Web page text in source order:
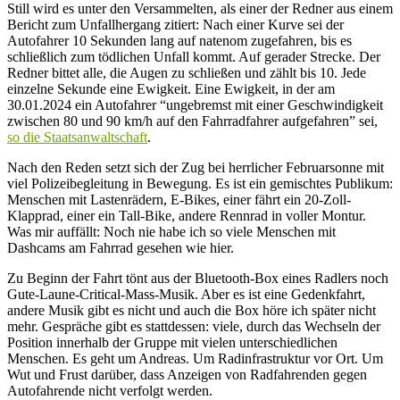
Still wird es unter den Versammelten, als einer der Redner aus einem
Bericht zum Unfallhergang zitiert: Nach einer Kurve sei der
Autofahrer 10 Sekunden lang auf natenom zugefahren, bis es
schließlich zum tödlichen Unfall kommt. Auf gerader Strecke. Der
Redner bittet alle, die Augen zu schließen und zählt bis 10. Jede
einzelne Sekunde eine Ewigkeit. Eine Ewigkeit, in der am
30.01.2024 ein Autofahrer “ungebremst mit einer Geschwindigkeit
zwischen 80 und 90 km/h auf den Fahrradfahrer aufgefahren” sei,
so die Staatsanwaltschaft.
Nach den Reden setzt sich der Zug bei herrlicher Februarsonne mit
viel Polizeibegleitung in Bewegung. Es ist ein gemischtes Publikum:
Menschen mit Lastenrädern, E-Bikes, einer fährt ein 20-Zoll-
Klapprad, einer ein Tall-Bike, andere Rennrad in voller Montur.
Was mir auffällt: Noch nie habe ich so viele Menschen mit
Dashcams am Fahrrad gesehen wie hier.
Zu Beginn der Fahrt tönt aus der Bluetooth-Box eines Radlers noch
Gute-Laune-Critical-Mass-Musik. Aber es ist eine Gedenkfahrt,
andere Musik gibt es nicht und auch die Box höre ich später nicht
mehr. Gespräche gibt es stattdessen: viele, durch das Wechseln der
Position innerhalb der Gruppe mit vielen unterschiedlichen
Menschen. Es geht um Andreas. Um Radinfrastruktur vor Ort. Um
Wut und Frust darüber, dass Anzeigen von Radfahrenden gegen
Autofahrende nicht verfolgt werden.